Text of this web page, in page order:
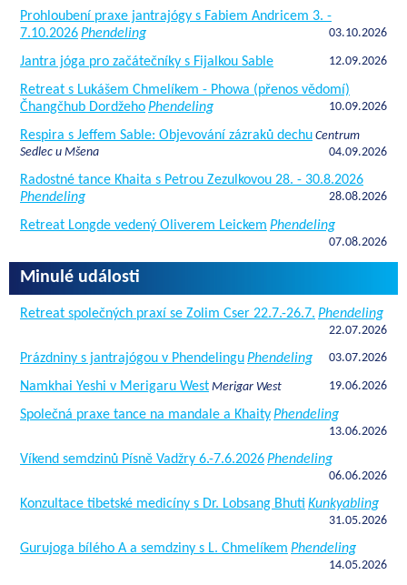
Prohloubení praxe jantrajógy s Fabiem Andricem 3. -
7.10.2026Phendeling 03.10.2026
Jantra jóga pro začátečníky s Fijalkou Sable 12.09.2026
Retreat s Lukášem Chmelíkem - Phowa (přenos vědomí)
Čhangčhub DordžehoPhendeling 10.09.2026
Respira s Jeffem Sable: Objevování zázraků dechu Centrum
Sedlec u Mšena
04.09.2026
Radostné tance Khaita s Petrou Zezulkovou 28. - 30.8.2026
Phendeling
28.08.2026
Retreat Longde vedený Oliverem Leickem Phendeling
07.08.2026
Minulé události
Retreat společných praxí se Zolim Cser 22.7.-26.7. Phendeling
22.07.2026
Prázdniny s jantrajógou v PhendelinguPhendeling 03.07.2026
Namkhai Yeshi v Merigaru West Merigar West 19.06.2026
Společná praxe tance na mandale a KhaityPhendeling
13.06.2026
Víkend semdzinů Písně Vadžry 6.-7.6.2026Phendeling
06.06.2026
Konzultace tibetské medicíny s Dr. Lobsang Bhuti Kunkyabling
31.05.2026
Gurujoga bílého A a semdziny s L. Chmelíkem Phendeling
14.05.2026